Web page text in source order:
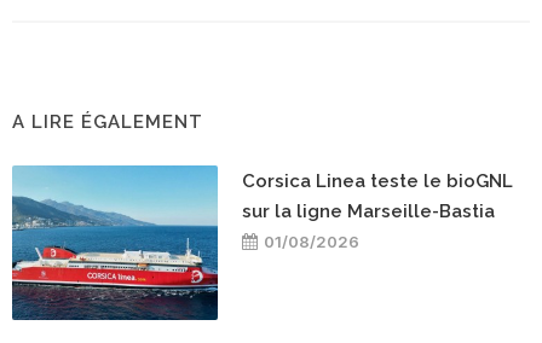
A LIRE ÉGALEMENT
Corsica Linea teste le bioGNL
sur la ligne Marseille-Bastia
01/08/2026